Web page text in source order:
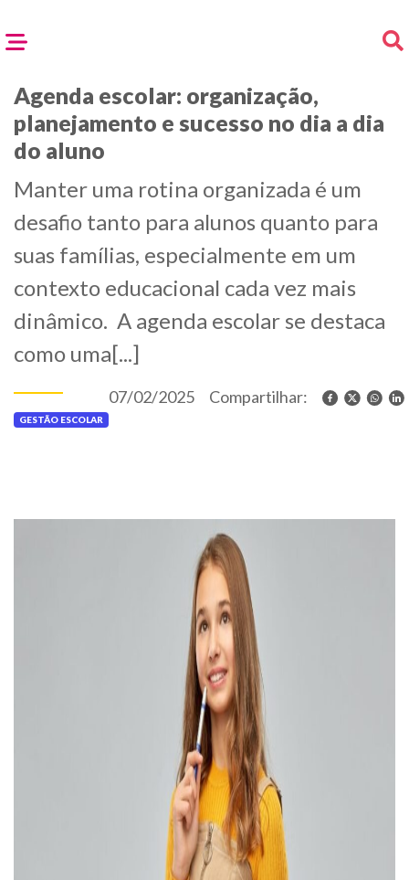
Agenda escolar: organização,
planejamento e sucesso no dia a dia
do aluno
Manter uma rotina organizada é um
desafio tanto para alunos quanto para
suas famílias, especialmente em um
contexto educacional cada vez mais
dinâmico. A agenda escolar se destaca
como uma[...]
GESTÃO ESCOLAR
07/02/2025 Compartilhar: